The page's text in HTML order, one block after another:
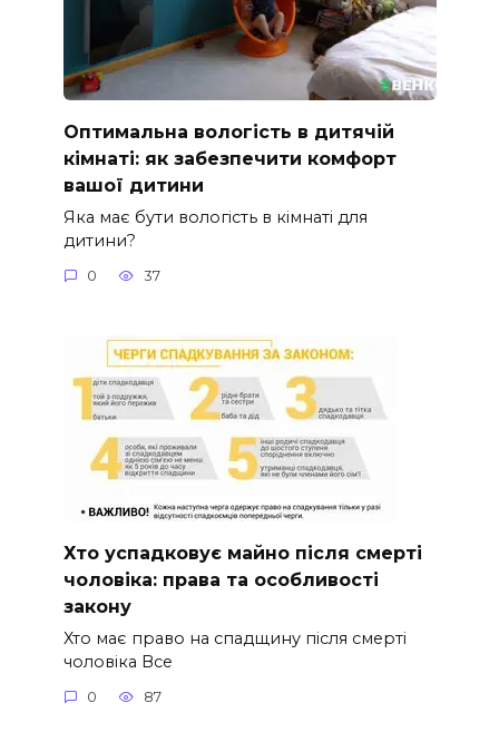
Оптимальна вологість в дитячій
кімнаті: як забезпечити комфорт
вашої дитини
Яка має бути вологість в кімнаті для
дитини?
0 37
Хто успадковує майно після смерті
чоловіка: права та особливості
закону
Хто має право на спадщину після смерті
чоловіка Все
0 87